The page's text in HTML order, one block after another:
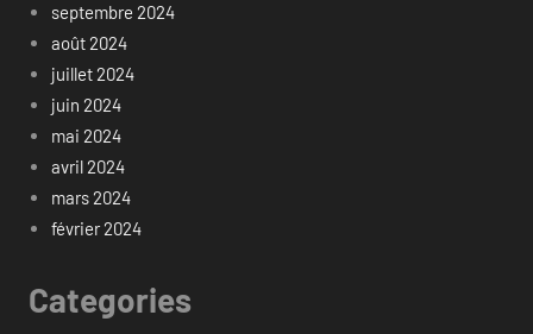
septembre 2024
août 2024
juillet 2024
juin 2024
mai 2024
avril 2024
mars 2024
février 2024
Categories